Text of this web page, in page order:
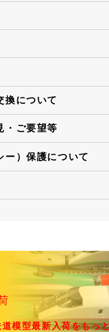
換について
・ご要望等
ー）保護について
道模型最新入荷をもっ